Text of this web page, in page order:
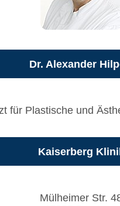
Dr. Alexander
für Plastische und
Kaiserberg
Mülheimer Str.